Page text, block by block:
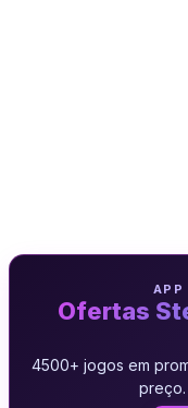
APP
Ofertas
4500+ jogos em
preço.